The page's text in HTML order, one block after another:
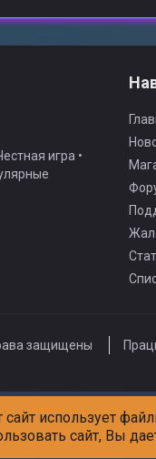
игра •
защищены
сайт использует
сайт, Вы